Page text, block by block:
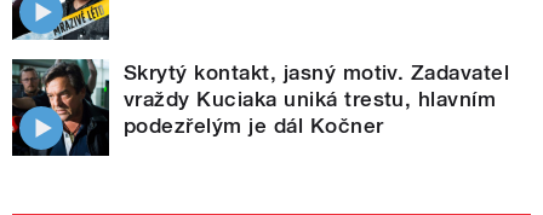
Skrytý kontakt, jasný motiv. Zadavatel
vraždy Kuciaka uniká trestu, hlavním
podezřelým je dál Kočner